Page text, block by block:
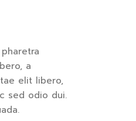
a
elit libero,
sed odio dui.